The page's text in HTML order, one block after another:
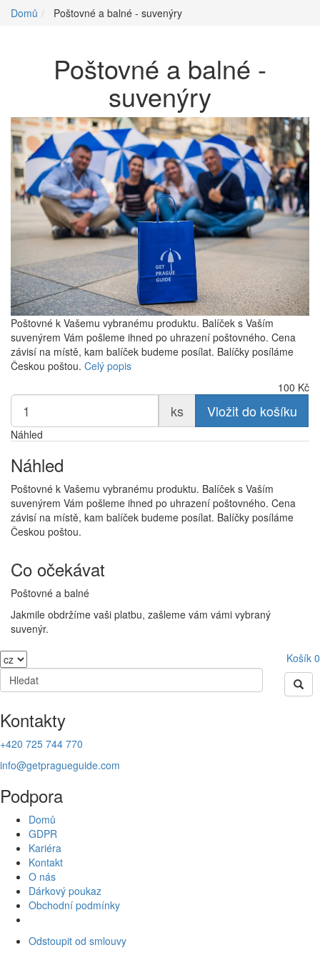
Domů Poštovné a balné - suvenýry
Poštovné a balné -
suvenýry
Poštovné k Vašemu vybranému produktu. Balíček s Vaším
suvenýrem Vám pošleme ihned po uhrazení poštovného. Cena
závisí na místě, kam balíček budeme posílat. Balíčky posíláme
Českou poštou. Celý popis
100 Kč
ks Vložit do košíku
Náhled
Náhled
Poštovné k Vašemu vybranému produktu. Balíček s Vaším
suvenýrem Vám pošleme ihned po uhrazení poštovného. Cena
závisí na místě, kam balíček budeme posílat. Balíčky posíláme
Českou poštou.
Co očekávat
Poštovné a balné
Jakmile obdržíme vaši platbu, zašleme vám vámi vybraný
suvenýr.
Košík 0
Kontakty
+420 725 744 770
info@getpragueguide.com
Podpora
Domů
GDPR
Kariéra
Kontakt
O nás
Dárkový poukaz
Obchodní podmínky
Odstoupit od smlouvy